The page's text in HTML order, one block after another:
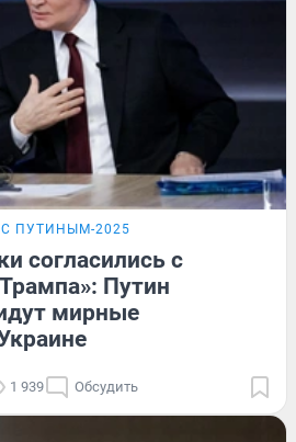
ПУТИНЫМ-2025
согласились с
Путин
мирные
1 939 Обсудить